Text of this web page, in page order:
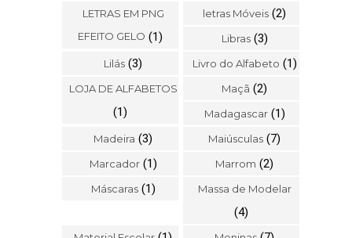
LETRAS EM PNG
EFEITO GELO (1)
letras Móveis (2)
Libras (3)
Lilás (3) Livro do Alfabeto (1)
LOJA DE ALFABETOS
(1)
Maçã (2)
Madagascar (1)
Madeira (3) Maiúsculas (7)
Marcador (1) Marrom (2)
Máscaras (1) Massa de Modelar
(4)